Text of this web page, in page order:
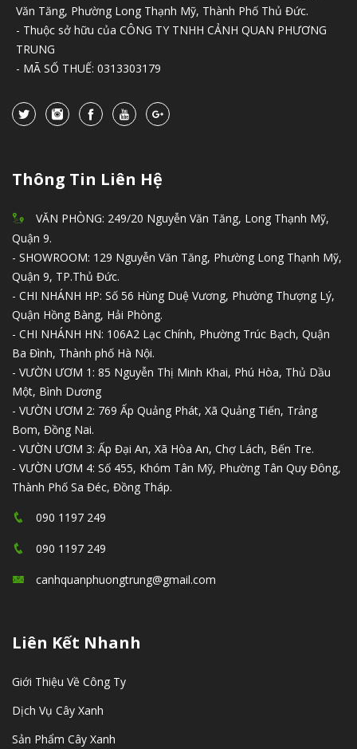
Văn Tăng, Phường Long Thạnh Mỹ, Thành Phố Thủ Đức.
- Thuộc sở hữu của CÔNG TY TNHH CẢNH QUAN PHƯƠNG
TRUNG
- MÃ SỐ THUẾ: 0313303179
Thông Tin Liên Hệ
VĂN PHÒNG: 249/20 Nguyễn Văn Tăng, Long Thạnh Mỹ,
Quận 9.
- SHOWROOM: 129 Nguyễn Văn Tăng, Phường Long Thạnh Mỹ,
Quận 9, TP.Thủ Đức.
- CHI NHÁNH HP: Số 56 Hùng Duệ Vương, Phường Thượng Lý,
Quận Hồng Bàng, Hải Phòng.
- CHI NHÁNH HN: 106A2 Lạc Chính, Phường Trúc Bạch, Quận
Ba Đình, Thành phố Hà Nội.
- VƯỜN ƯƠM 1: 85 Nguyễn Thị Minh Khai, Phú Hòa, Thủ Dầu
Một, Bình Dương
- VƯỜN ƯƠM 2: 769 Ấp Quảng Phát, Xã Quảng Tiến, Trảng
Bom, Đồng Nai.
- VƯỜN ƯƠM 3: Ấp Đại An, Xã Hòa An, Chợ Lách, Bến Tre.
- VƯỜN ƯƠM 4: Số 455, Khóm Tân Mỹ, Phường Tân Quy Đông,
Thành Phố Sa Đéc, Đồng Tháp.
090 1197 249
090 1197 249
canhquanphuongtrung@gmail.com
Liên Kết Nhanh
Giới Thiệu Về Công Ty
Dịch Vụ Cây Xanh
Sản Phẩm Cây Xanh